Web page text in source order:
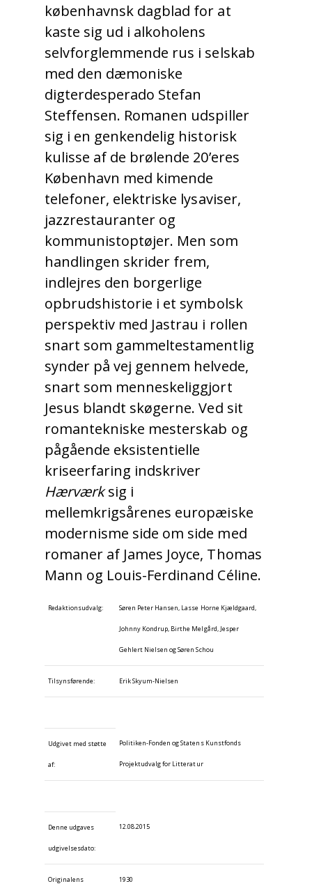
københavnsk dagblad for at
kaste sig ud i alkoholens
selvforglemmende rus i selskab
med den dæmoniske
digterdesperado Stefan
Steffensen. Romanen udspiller
sig i en genkendelig historisk
kulisse af de brølende 20’eres
København med kimende
telefoner, elektriske lysaviser,
jazzrestauranter og
kommunistoptøjer. Men som
handlingen skrider frem,
indlejres den borgerlige
opbrudshistorie i et symbolsk
perspektiv med Jastrau i rollen
snart som gammeltestamentlig
synder på vej gennem helvede,
snart som menneskeliggjort
Jesus blandt skøgerne. Ved sit
romantekniske mesterskab og
pågående eksistentielle
kriseerfaring indskriver
Hærværksig i
mellemkrigsårenes europæiske
modernisme side om side med
romaner af James Joyce, Thomas
Mann og Louis-Ferdinand Céline.
Redaktionsudvalg: Søren Peter Hansen, Lasse Horne Kjældgaard,
Johnny Kondrup, Birthe Melgård, Jesper
Gehlert Nielsen og Søren Schou
Tilsynsførende: Erik Skyum-Nielsen
Udgivet med støtte
af:
Politiken-Fonden og Statens Kunstfonds
Projektudvalg for Litteratur
Denne udgaves
udgivelsesdato:
12.08.2015
Originalens 1930